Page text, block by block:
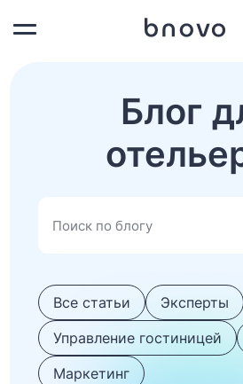
Блог
Все статьи
Эксперты
Управление гостиницей
Маркетинг